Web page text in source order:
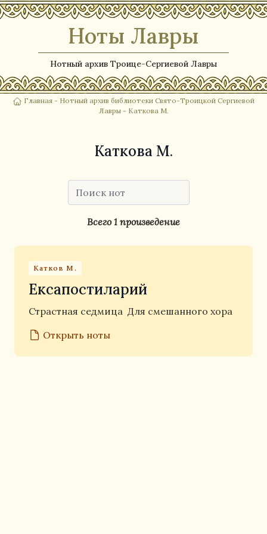
Ноты Лавры
Нотный архив Троице-Сергиевой Лавры
Главная - Нотный архив библиотеки Свято-Троицкой Сергиевой
Лавры- Каткова М.
Каткова М.
Всего 1 произведение
Катков М.
Ексапостиларий
Страстная седмица Для смешанного хора
Открыть ноты